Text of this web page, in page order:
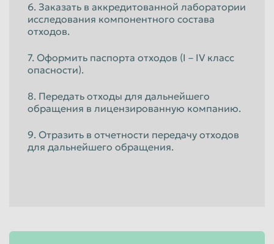
6. Заказать в аккредитованной лаборатории
исследования компонентного состава
отходов.
7. Оформить паспорта отходов (I – IV класс
опасности).
8. Передать отходы для дальнейшего
обращения в лицензированную компанию.
9. Отразить в отчетности передачу отходов
для дальнейшего обращения.